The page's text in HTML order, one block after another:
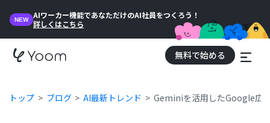
NEW
AIワーカー機能であなただけのAI社員をつくろう！
詳しくはこちら
無料で始める
トップ ブログ AI最新トレンド Geminiを活用したGoogle広